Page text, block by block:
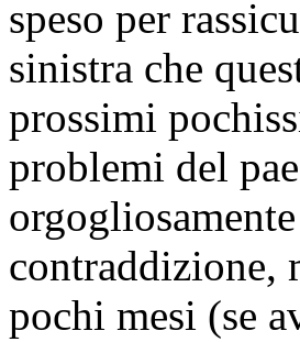
speso per
sinistra che
prossimi
problemi del
contraddizione,
pochi mesi (se